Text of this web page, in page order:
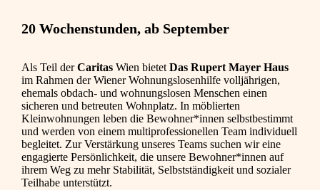
20 Wochenstunden, ab September
Als Teil derCaritas Wien bietet Das Rupert Mayer Haus
im Rahmen der Wiener Wohnungslosenhilfe volljährigen,
ehemals obdach- und wohnungslosen Menschen einen
sicheren und betreuten Wohnplatz. In möblierten
Kleinwohnungen leben die Bewohner*innen selbstbestimmt
und werden von einem multiprofessionellen Team individuell
begleitet. Zur Verstärkung unseres Teams suchen wir eine
engagierte Persönlichkeit, die unsere Bewohner*innen auf
ihrem Weg zu mehr Stabilität, Selbstständigkeit und sozialer
Teilhabe unterstützt.